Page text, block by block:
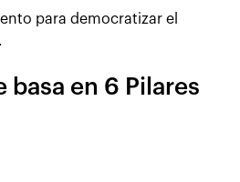
para democratizar el
basa en 6 Pilares